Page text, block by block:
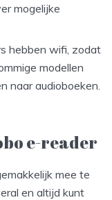
mogelijke
hebben wifi, zodat
modellen
naar audioboeken.
e-reader
mee te
en altijd kunt